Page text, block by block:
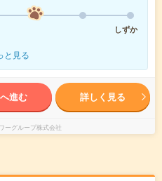
しずか
と見る
進む 詳しく見る
ーグループ株式会社